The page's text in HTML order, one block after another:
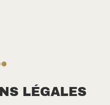
LÉGALES